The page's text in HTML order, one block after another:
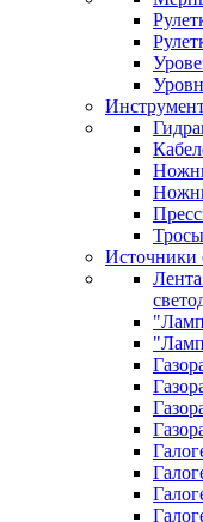
Источники